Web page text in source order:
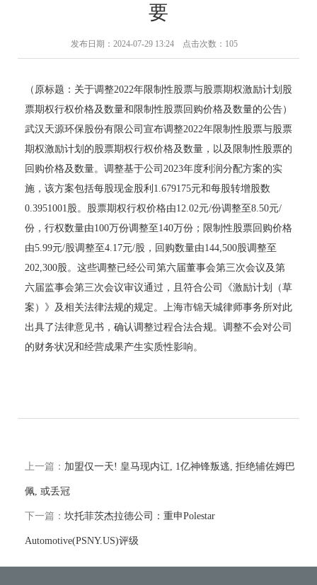
要
发布日期：2024-07-29 13:24 点击次数：105
（原标题：关于调整2022年限制性股票与股票期权激励计划股
票期权行权价格及数量和限制性股票回购价格及数量的公告）
武汉天源环保股份有限公司宣布调整2022年限制性股票与股票
期权激励计划的股票期权行权价格及数量，以及限制性股票的
回购价格及数量。调整基于公司2023年度利润分配方案的实
施，该方案包括每股现金股利1.679175元和每股转增股数
0.3951001股。股票期权行权价格由12.02元/份调整至8.50元/
份，行权数量由100万份调整至140万份；限制性股票回购价格
由5.99元/股调整至4.17元/股，回购数量由144,500股调整至
202,300股。这些调整已经公司第六届董事会第三次会议及第
六届监事会第三次会议审议通过，且符合公司《激励计划（草
案）》及相关法律法规的规定。上海市锦天城律师事务所对此
出具了法律意见书，确认调整过程合法合规。调整不会对公司
的财务状况和经营成果产生实质性影响。
上一篇： 加盟仅一天! 皇马现内讧, 1亿神锋叛逃, 拒绝辅佐姆巴
佩, 或丢冠
下一篇： 坎托菲茨杰拉德公司：重申Polestar
Automotive(PSNY.US)评级